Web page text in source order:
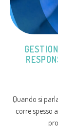
Quando si
corre spesso